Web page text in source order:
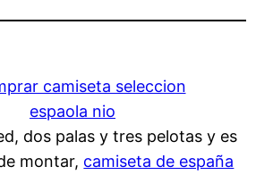
dos palas y tres pelotas y es
montar, camiseta de españa